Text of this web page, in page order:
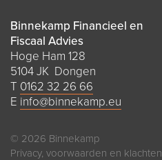
Binnekamp Financieel en
Fiscaal Advies
Hoge Ham 128
5104 JK Dongen
T 0162 32 26 66
E info@binnekamp.eu
© 2026 Binnekamp
Privacy, voorwaarden en klachten